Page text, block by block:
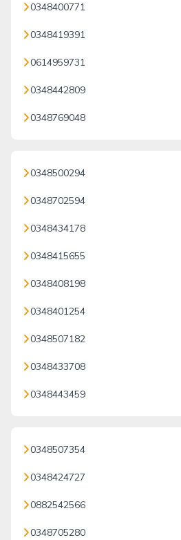
0348400771
0348419391
0614959731
0348442809
0348769048
0348500294
0348702594
0348434178
0348415655
0348408198
0348401254
0348507182
0348433708
0348443459
0348507354
0348424727
0882542566
0348705280